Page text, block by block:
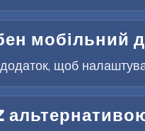
мобільний
щоб